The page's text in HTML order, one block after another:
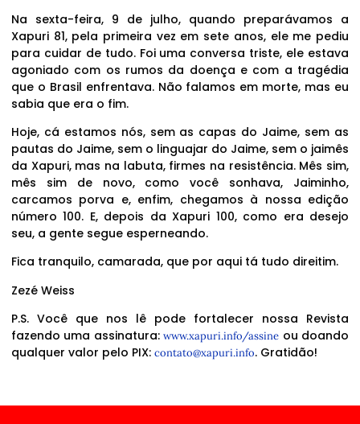
Na sexta-feira, 9 de julho, quando preparávamos a
Xapuri 81, pela primeira vez em sete anos, ele me pediu
para cuidar de tudo. Foi uma conversa triste, ele estava
agoniado com os rumos da doença e com a tragédia
que o Brasil enfrentava. Não falamos em morte, mas eu
sabia que era o fim.
Hoje, cá estamos nós, sem as capas do Jaime, sem as
pautas do Jaime, sem o linguajar do Jaime, sem o jaimês
da Xapuri, mas na labuta, firmes na resistência. Mês sim,
mês sim de novo, como você sonhava, Jaiminho,
carcamos porva e, enfim, chegamos à nossa edição
número 100. E, depois da Xapuri 100, como era desejo
seu, a gente segue esperneando.
Fica tranquilo, camarada, que por aqui tá tudo direitim.
Zezé Weiss
P.S. Você que nos lê pode fortalecer nossa Revista
fazendo uma assinatura:www.xapuri.info/assine ou doando
qualquer valor pelo PIX: contato@xapuri.info. Gratidão!